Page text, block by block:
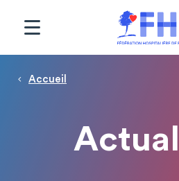
Fil d'Ariane
Accueil
Panneau de gestion des